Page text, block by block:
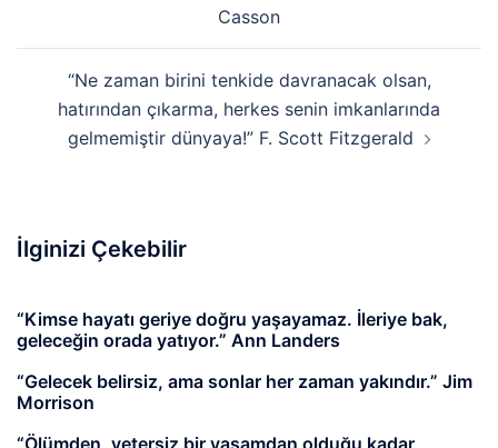
Casson
“Ne zaman birini tenkide davranacak olsan,
hatırından çıkarma, herkes senin imkanlarında
gelmemiştir dünyaya!” F. Scott Fitzgerald
İlginizi Çekebilir
“Kimse hayatı geriye doğru yaşayamaz. İleriye bak,
geleceğin orada yatıyor.” Ann Landers
“Gelecek belirsiz, ama sonlar her zaman yakındır.” Jim
Morrison
“Ölümden, yetersiz bir yaşamdan olduğu kadar